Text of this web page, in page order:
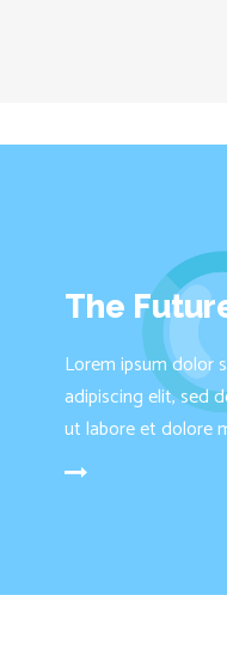
The
Lorem ipsum dolor
adipiscing elit, sed
ut labore et dolore